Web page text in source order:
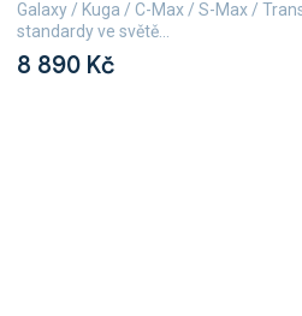
5
hvězdiček.
8 890 Kč
Galaxy / Kuga / C-Max / S-Max /
standardy ve světě...